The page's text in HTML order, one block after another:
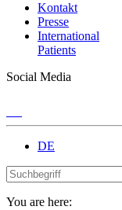
Kontakt
Presse
International
Patients
Social Media
DE
You are here: